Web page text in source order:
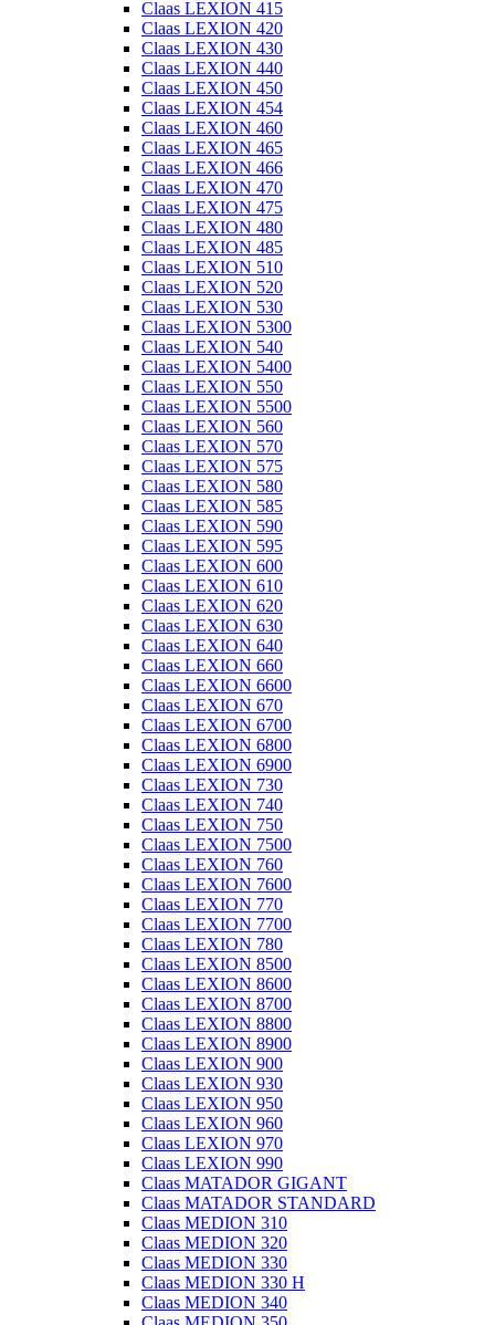
Claas LEXION 415
Claas LEXION 420
Claas LEXION 430
Claas LEXION 440
Claas LEXION 450
Claas LEXION 454
Claas LEXION 460
Claas LEXION 465
Claas LEXION 466
Claas LEXION 470
Claas LEXION 475
Claas LEXION 480
Claas LEXION 485
Claas LEXION 510
Claas LEXION 520
Claas LEXION 530
Claas LEXION 5300
Claas LEXION 540
Claas LEXION 5400
Claas LEXION 550
Claas LEXION 5500
Claas LEXION 560
Claas LEXION 570
Claas LEXION 575
Claas LEXION 580
Claas LEXION 585
Claas LEXION 590
Claas LEXION 595
Claas LEXION 600
Claas LEXION 610
Claas LEXION 620
Claas LEXION 630
Claas LEXION 640
Claas LEXION 660
Claas LEXION 6600
Claas LEXION 670
Claas LEXION 6700
Claas LEXION 6800
Claas LEXION 6900
Claas LEXION 730
Claas LEXION 740
Claas LEXION 750
Claas LEXION 7500
Claas LEXION 760
Claas LEXION 7600
Claas LEXION 770
Claas LEXION 7700
Claas LEXION 780
Claas LEXION 8500
Claas LEXION 8600
Claas LEXION 8700
Claas LEXION 8800
Claas LEXION 8900
Claas LEXION 900
Claas LEXION 930
Claas LEXION 950
Claas LEXION 960
Claas LEXION 970
Claas LEXION 990
Claas MATADOR GIGANT
Claas MATADOR STANDARD
Claas MEDION 310
Claas MEDION 320
Claas MEDION 330
Claas MEDION 330 H
Claas MEDION 340